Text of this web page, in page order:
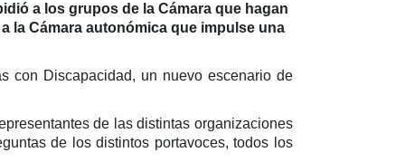
a los grupos de la Cámara que hagan
la Cámara autonómica que impulse una
con Discapacidad, un nuevo escenario de
de las distintas organizaciones
de los distintos portavoces, todos los